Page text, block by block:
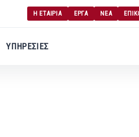
Η ΕΤΑΙΡΙΑ ΕΡΓΑ ΝΕΑ
ΥΠΗΡΕΣΙΕΣ